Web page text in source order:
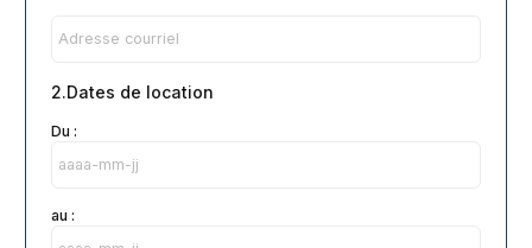
2.Dates de location
Du :
au :